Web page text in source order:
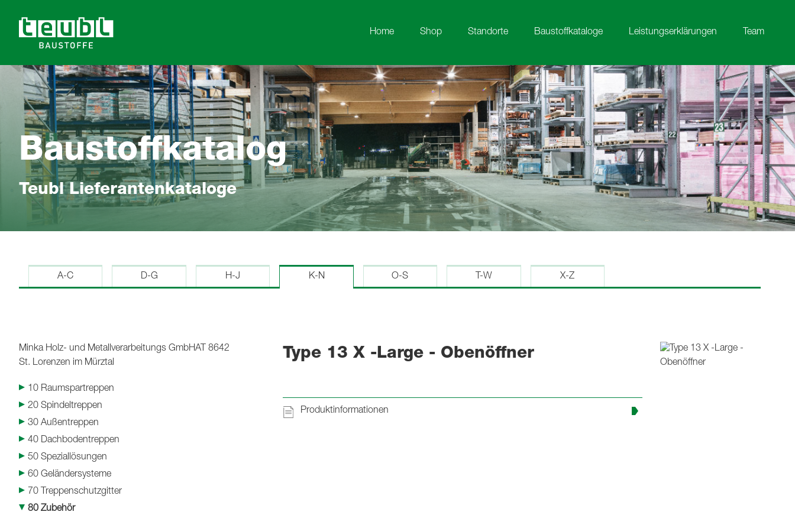
Home Shop Standorte Baustoffkataloge Leistungserklärungen Team
Baustoffkatalog
Teubl Lieferantenkataloge
A-C D-G H-J K-N O-S T-W X-Z
Minka Holz- und Metallverarbeitungs GmbHAT 8642
St. Lorenzen im Mürztal
10 Raumspartreppen
20 Spindeltreppen
30 Außentreppen
40 Dachbodentreppen
50 Speziallösungen
60 Geländersysteme
70 Treppenschutzgitter
80 Zubehör
Type 13 X -Large - Obenöffner
Produktinformationen